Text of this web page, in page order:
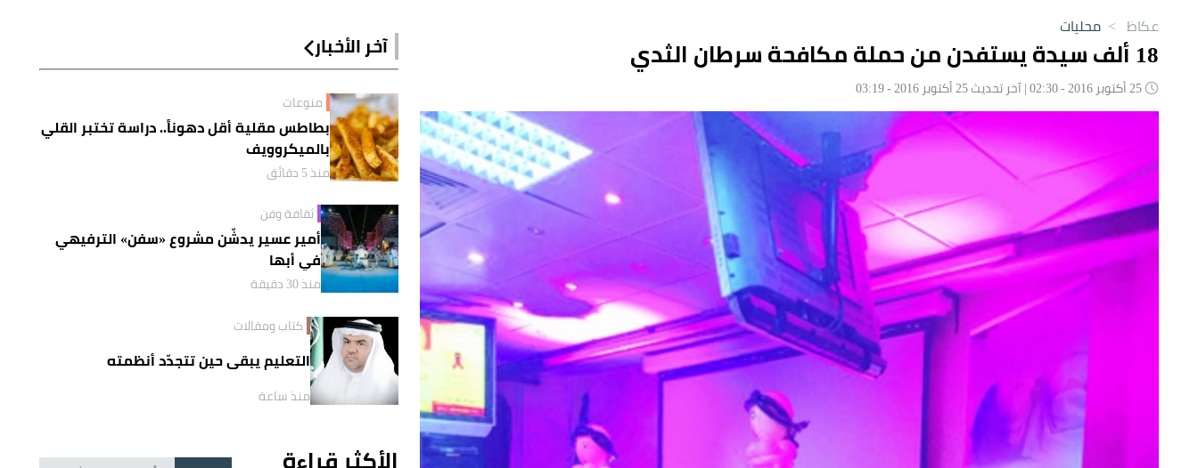
عكاظ > محليات
18 ألف سيدة يستفدن من حملة مكافحة سرطان الثدي آخر الأخبار
منوعات
بطاطس مقلية أقل دهوناً.. دراسة تختبر القلي
بالميكروويف
منذ 5 دقائق
ثقافة وفن
أمير عسير يدشّن مشروع «سفن» الترفيهي
في أبها
منذ 30 دقيقة
كتاب ومقالات
التعليم يبقى حين تتجدّد أنظمته
منذ ساعة